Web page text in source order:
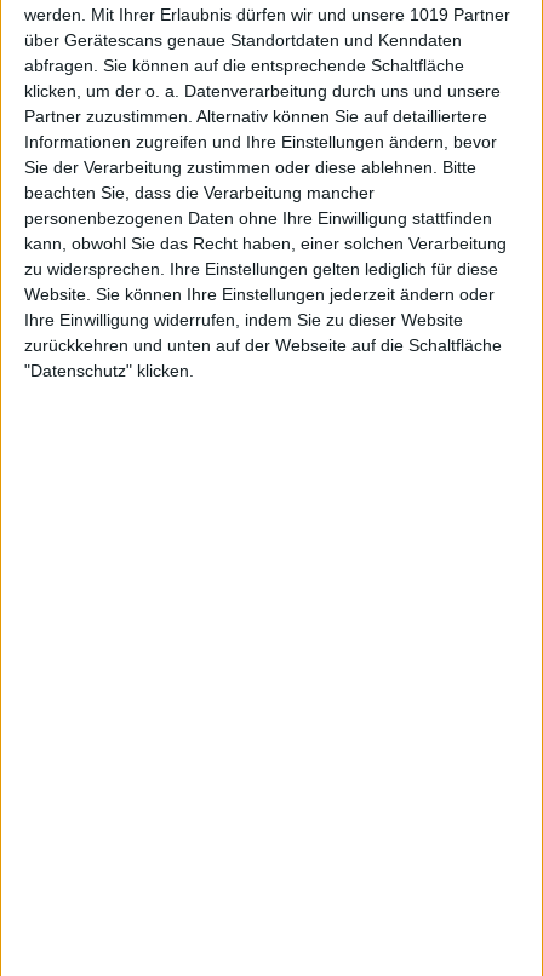
werden.
Mit Ihrer Erlaubnis dürfen wir und unsere 1019 Partner
über Gerätescans genaue Standortdaten und Kenndaten
abfragen. Sie können auf die entsprechende Schaltfläche
klicken, um der o. a. Datenverarbeitung durch uns und unsere
Partner zuzustimmen. Alternativ können Sie auf detailliertere
Informationen zugreifen und Ihre Einstellungen ändern, bevor
Sie der Verarbeitung zustimmen oder diese ablehnen.
Bitte
beachten Sie, dass die Verarbeitung mancher
personenbezogenen Daten ohne Ihre Einwilligung stattfinden
kann, obwohl Sie das Recht haben, einer solchen Verarbeitung
zu widersprechen. Ihre Einstellungen gelten lediglich für diese
Website. Sie können Ihre Einstellungen jederzeit ändern oder
Ihre Einwilligung widerrufen, indem Sie zu dieser Website
zurückkehren und unten auf der Webseite auf die Schaltfläche
"Datenschutz" klicken.